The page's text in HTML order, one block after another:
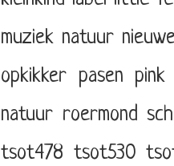
muziek natuur
opkikker pasen pink
natuur roermond
tsot478 tsot530